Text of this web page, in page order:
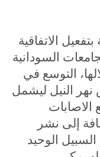
الاتفاقية
السودانية
التوسع في
النيل ليشمل
الاصابات
إلى نشر
الوحيد